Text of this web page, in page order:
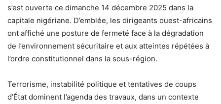
s’est ouverte ce dimanche 14 décembre 2025 dans la
capitale nigériane. D’emblée, les dirigeants ouest-africains
ont affiché une posture de fermeté face à la dégradation
de l’environnement sécuritaire et aux atteintes répétées à
l’ordre constitutionnel dans la sous-région.
Terrorisme, instabilité politique et tentatives de coups
d’État dominent l’agenda des travaux, dans un contexte